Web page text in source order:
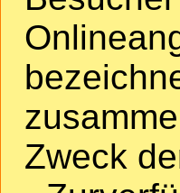
Zweck